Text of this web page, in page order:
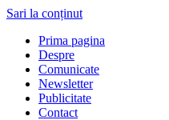
Sari la conținut
Prima pagina
Despre
Comunicate
Newsletter
Publicitate
Contact